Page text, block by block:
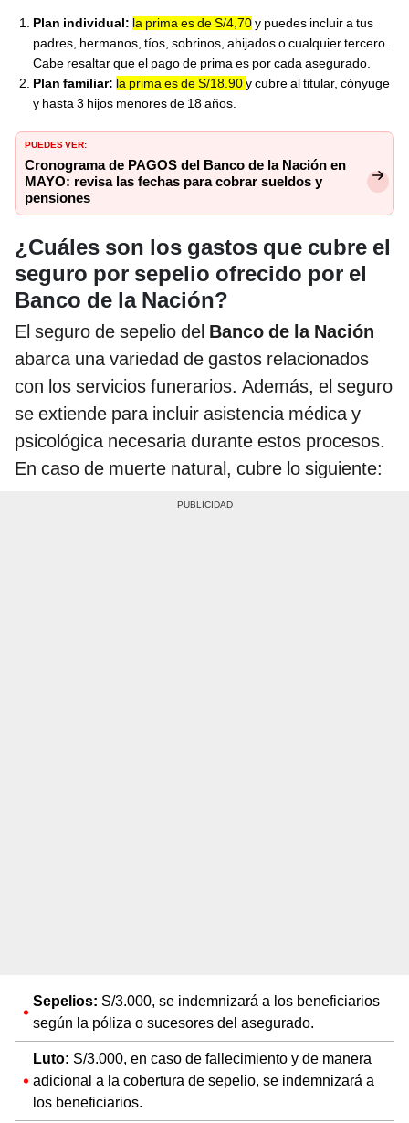
Plan individual: la prima es de S/4,70y puedes incluir a tus
padres, hermanos, tíos, sobrinos, ahijados o cualquier tercero.
Cabe resaltar que el pago de prima es por cada asegurado.
Plan familiar: la prima es de S/18.90y cubre al titular, cónyuge
y hasta 3 hijos menores de 18 años.
PUEDES VER:
Cronograma de PAGOS del Banco de la Nación en
MAYO: revisa las fechas para cobrar sueldos y
pensiones
¿Cuáles son los gastos que cubre el
seguro por sepelio ofrecido por el
Banco de la Nación?
El seguro de sepelio del Banco de la Nación
abarca una variedad de gastos relacionados
con los servicios funerarios. Además, el seguro
se extiende para incluir asistencia médica y
psicológica necesaria durante estos procesos.
En caso de muerte natural, cubre lo siguiente:
Sepelios: S/3.000, se indemnizará a los beneficiarios
según la póliza o sucesores del asegurado.
Luto: S/3.000, en caso de fallecimiento y de manera
adicional a la cobertura de sepelio, se indemnizará a
los beneficiarios.